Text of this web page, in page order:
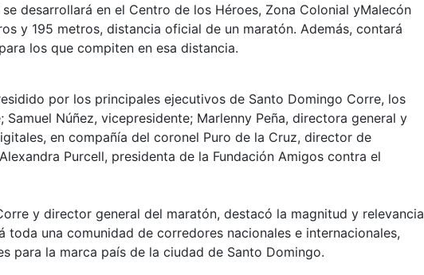
desarrollará en el Centro de los Héroes, Zona Colonial yMalecón
y 195 metros, distancia oficial de un maratón. Además, contará
los que compiten en esa distancia.
por los principales ejecutivos de Santo Domingo Corre, los
Samuel Núñez, vicepresidente; Marlenny Peña, directora general y
en compañía del coronel Puro de la Cruz, director de
Purcell, presidenta de la Fundación Amigos contra el
y director general del maratón, destacó la magnitud y relevancia
una comunidad de corredores nacionales e internacionales,
para la marca país de la ciudad de Santo Domingo.